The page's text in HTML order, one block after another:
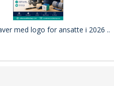
med logo for ansatte i 2026 ..